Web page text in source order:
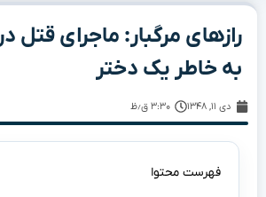
رازهای مرگبار: ماجرای قتل
به خاطر یک دختر
دی ۱۱, ۱۳۴۸ ۳:۳۰ ق٫ظ
فهرست محتوا